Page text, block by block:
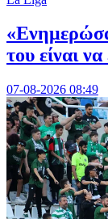
του είναι
07-08-2026 08:49